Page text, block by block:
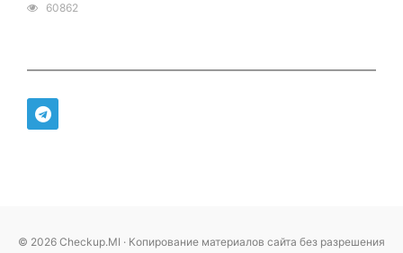
60862
© 2026 Checkup.MI · Копирование материалов сайта без разрешения